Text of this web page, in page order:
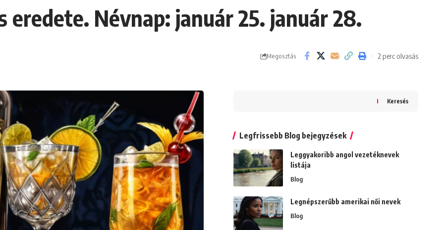
eredete. Névnap: január 25. január 28.
Megosztás 2 perc olvasás
Keresés
Legfrissebb Blog bejegyzések
Leggyakoribb angol vezetéknevek
listája
Blog
Legnépszerűbb amerikai női nevek
Blog